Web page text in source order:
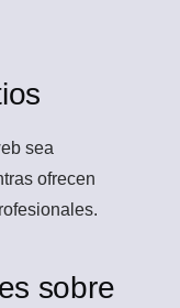
sea
ofrecen
sobre